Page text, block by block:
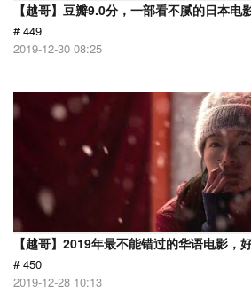
【越哥】豆瓣9.0分，一部看不腻的日本电
# 449
2019-12-30 08:25
【越哥】2019年最不能错过的华语电影，
# 450
2019-12-28 10:13